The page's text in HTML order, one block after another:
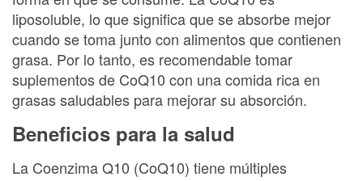
liposoluble, lo que significa que se absorbe mejor
cuando se toma junto con alimentos que contienen
grasa. Por lo tanto, es recomendable tomar
suplementos de CoQ10 con una comida rica en
grasas saludables para mejorar su absorción.
Beneficios para la salud
La Coenzima Q10 (CoQ10) tiene múltiples